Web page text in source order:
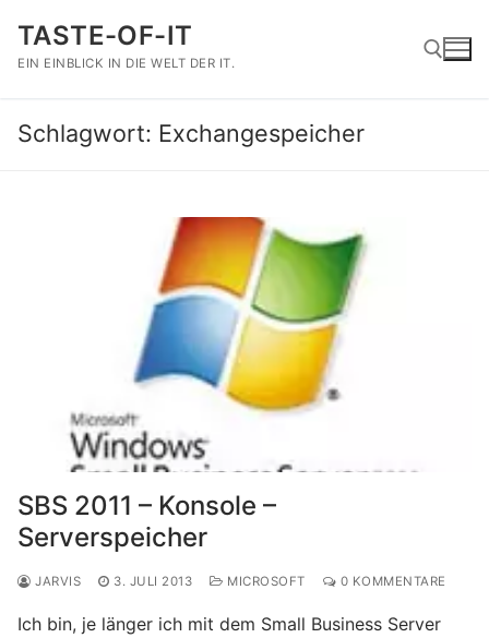
Inhalt
springen
TASTE-OF-IT
EIN EINBLICK IN DIE WELT DER IT.
Suchen nach:
Schlagwort: Exchangespeicher
SBS 2011 – Konsole –
Serverspeicher
JARVIS 3. JULI 2013 MICROSOFT 0 KOMMENTARE
Ich bin, je länger ich mit dem Small Business Server